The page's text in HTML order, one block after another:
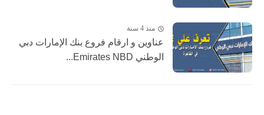
منذ 4 سنة
عناوين و ارقام فروع بنك الإمارات دبي
الوطني Emirates NBD...